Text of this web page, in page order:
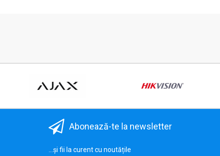
Abonează-te la newsletter
...și fii la curent cu noutățile